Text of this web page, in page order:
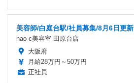
美容師/白庭台駅/社員募集/8月6日更新
nao c美容室 田原台店
大阪府
月給28万円～50万円
正社員